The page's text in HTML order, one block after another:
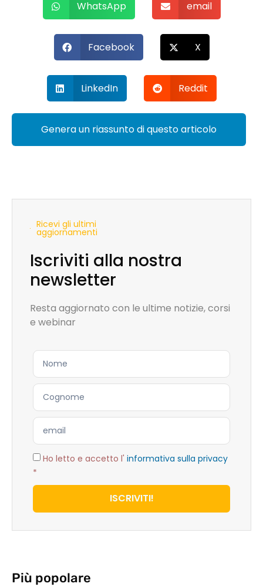
WhatsApp email
Facebook X
LinkedIn Reddit
Genera un riassunto di questo articolo
Ricevi gli ultimi
aggiornamenti
Iscriviti alla nostra
newsletter
Resta aggiornato con le ultime notizie, corsi
e webinar
Ho letto e accetto l' informativa sulla privacy
*
ISCRIVITI!
Più popolare